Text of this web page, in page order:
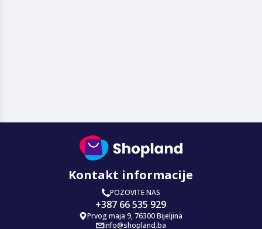
Kontakt informacije
POZOVITE NAS
+387 66 535 929
Prvog maja 9, 76300 Bijeljina
info@shopland.ba